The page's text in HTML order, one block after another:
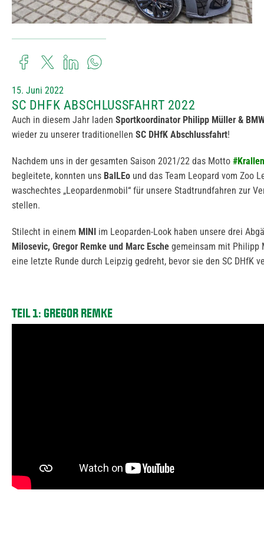
15. Juni 2022
SC DHFK ABSCHLUSSFAHRT 2022
Auch in diesem Jahr laden Sportkoordinator Philipp Müller &
wieder zu unserer traditionellen SC DHfK Abschlussfahrt!
Nachdem uns in der gesamten Saison 2021/22 das Motto
begleitete, konnten uns BalLEo und das Team Leopard vom Zoo
waschechtes „Leopardenmobil“ für unsere Stadtrundfahren zur
stellen.
Stilecht in einem MINI
im Leoparden-Look haben unsere drei
Milosevic, Gregor Remke und Marc Esche gemeinsam mit Philipp
eine letzte Runde durch Leipzig gedreht, bevor sie den SC DHfK
TEIL 1: GREGOR REMKE